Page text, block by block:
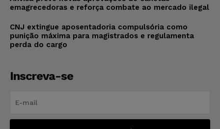
emagrecedoras e reforça combate ao mercado ilegal
CNJ extingue aposentadoria compulsória como
punição máxima para magistrados e regulamenta
perda do cargo
Inscreva-se